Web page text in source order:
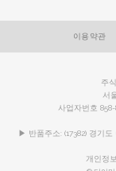
이용약관
주
서
사업자번호
▶ 반품주소: (17382) 경기
개인정